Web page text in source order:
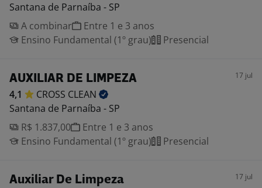
Santana de Parnaíba - SP
A combinar
Entre 1 e 3 anos
Ensino Fundamental (1º grau)
Presencial
AUXILIAR DE LIMPEZA 17 jul
4,1 CROSS CLEAN
Santana de Parnaíba - SP
R$ 1.837,00
Entre 1 e 3 anos
Ensino Fundamental (1º grau)
Presencial
Auxiliar De Limpeza 17 jul